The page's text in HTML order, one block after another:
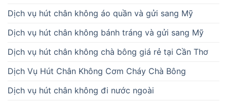
Dịch vụ hút chân không áo quần và gửi sang Mỹ
Dịch vụ hút chân không bánh tráng và gửi sang Mỹ
Dịch vụ hút chân không chà bông giá rẻ tại Cần Thơ
Dịch Vụ Hút Chân Không Cơm Cháy Chà Bông
Dịch vụ hút chân không đi nước ngoài